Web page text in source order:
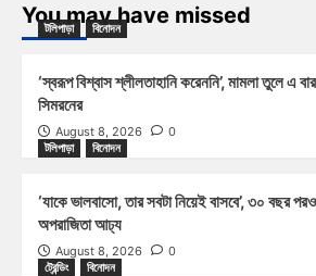
You may have missed
টলিপাড়া বিনোদন
‘স্বরূপ বিশ্বাস শ্লীলতাহানি করেননি’, মামলা তুলে এ বার
সিমরনের
August 8, 2026
0
টলিপাড়া
বিনোদন
‘যাকে ভালবাসো, তার সবটা নিয়েই বাসবে’, ৩০ বছর
অপরাজিতা আঢ্য
August 8, 2026
0
ট্রেন্ডিং
বিনোদন